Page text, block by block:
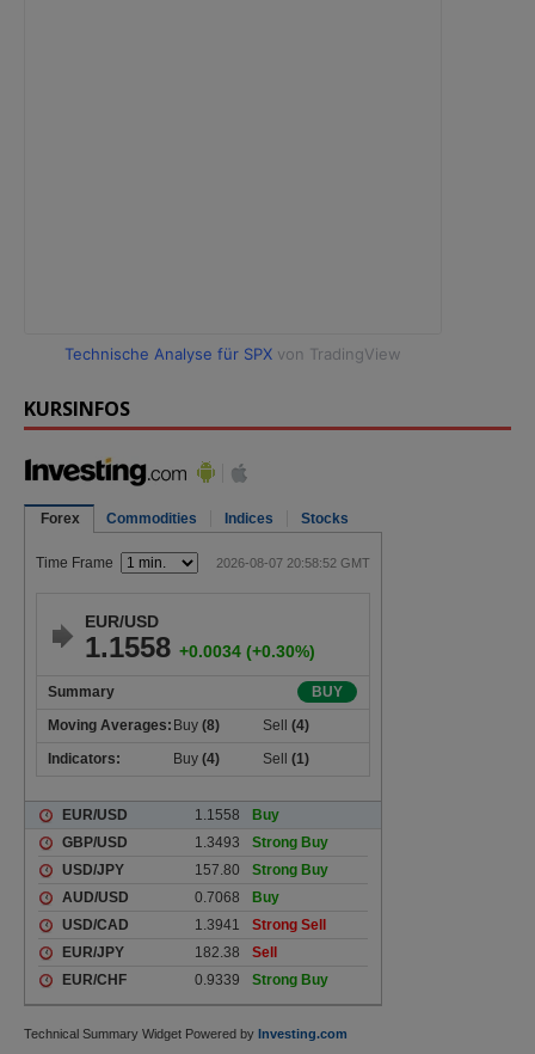
Technische Analyse für SPX von TradingView
KURSINFOS
Technical Summary Widget Powered by Investing.com